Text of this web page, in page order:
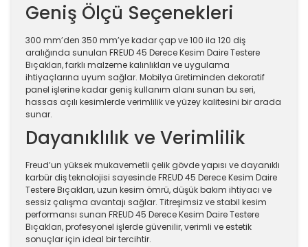
Geniş Ölçü Seçenekleri
300 mm’den 350 mm’ye kadar çap ve 100 ila 120 diş
aralığında sunulan FREUD 45 Derece Kesim Daire Testere
Bıçakları, farklı malzeme kalınlıkları ve uygulama
ihtiyaçlarına uyum sağlar. Mobilya üretiminden dekoratif
panel işlerine kadar geniş kullanım alanı sunan bu seri,
hassas açılı kesimlerde verimlilik ve yüzey kalitesini bir arada
sunar.
Dayanıklılık ve Verimlilik
Freud’un yüksek mukavemetli çelik gövde yapısı ve dayanıklı
karbür diş teknolojisi sayesinde FREUD 45 Derece Kesim Daire
Testere Bıçakları, uzun kesim ömrü, düşük bakım ihtiyacı ve
sessiz çalışma avantajı sağlar. Titreşimsiz ve stabil kesim
performansı sunan FREUD 45 Derece Kesim Daire Testere
Bıçakları, profesyonel işlerde güvenilir, verimli ve estetik
sonuçlar için ideal bir tercihtir.